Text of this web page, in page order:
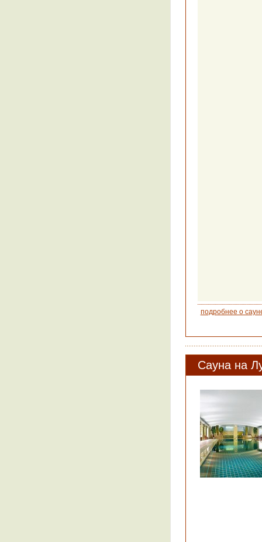
подробнее о
Сауна на